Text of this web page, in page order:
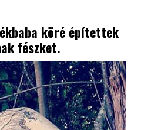
köré építettek
fészket.